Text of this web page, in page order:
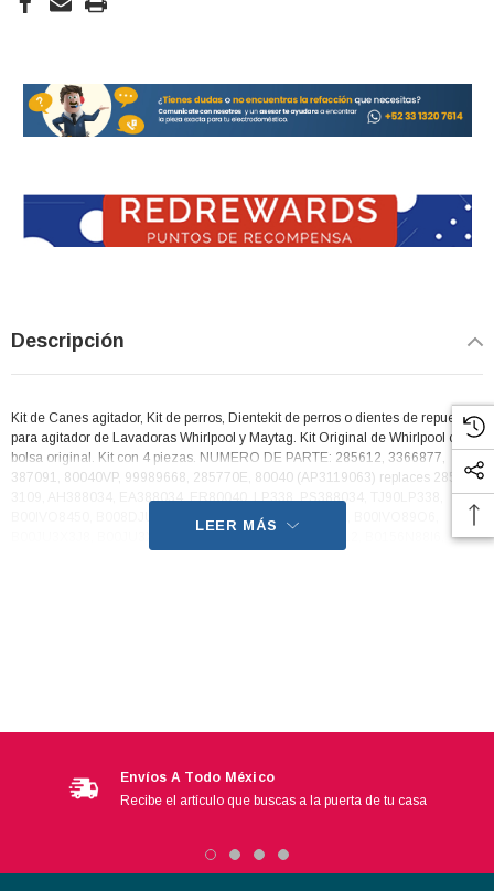
Descripción
Kit de Canes agitador, Kit de perros, Dientekit de perros o dientes de repuesto
para agitador de Lavadoras Whirlpool y Maytag. Kit Original de Whirlpool con
bolsa original. Kit con 4 piezas. NUMERO DE PARTE: 285612, 3366877,
387091, 80040VP, 99989668, 285770E, 80040 (AP3119063) replaces 285770,
3109, AH388034, EA388034, ER80040, LP338, PS388034, TJ90LP338,
B00IVO8450, B008DJU84I, B00IVO8478, B00IVO8XHE, B00IVO89O6,
LEER MÁS
Envíos A Todo México
Recibe el artículo que buscas a la puerta de tu casa